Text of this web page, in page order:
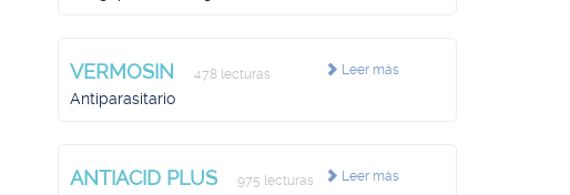
Leer más
VERMOSIN 478 lecturas
Antiparasitario
Leer más
ANTIACID PLUS 975 lecturas